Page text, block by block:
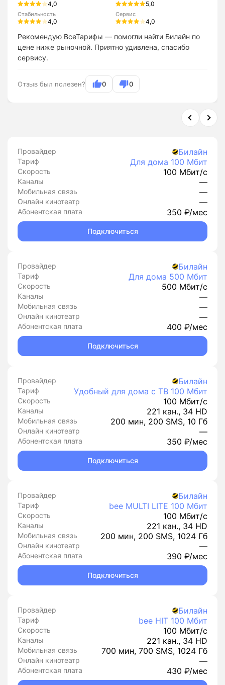
4,0 5,0
Стабильность
4,0
Сервис
4,0
Рекомендую ВсеТарифы — помогли найти Билайн по
цене ниже рыночной. Приятно удивлена, спасибо
сервису.
Отзыв был полезен? 0 0
Провайдер Билайн
Тариф Для дома 100 Мбит
Скорость 100 Мбит/с
Каналы —
Мобильная связь —
Онлайн кинотеатр —
Абонентская плата 350 ₽/мес
Подключиться
Провайдер Билайн
Тариф Для дома 500 Мбит
Скорость 500 Мбит/с
Каналы —
Мобильная связь —
Онлайн кинотеатр —
Абонентская плата 400 ₽/мес
Подключиться
Провайдер Билайн
Тариф Удобный для дома с ТВ 100 Мбит
Скорость 100 Мбит/с
Каналы 221 кан., 34 HD
Мобильная связь 200 мин, 200 SMS, 10 Гб
Онлайн кинотеатр —
Абонентская плата 350 ₽/мес
Подключиться
Провайдер Билайн
Тариф bee MULTI LITE 100 Мбит
Скорость 100 Мбит/с
Каналы 221 кан., 34 HD
Мобильная связь 200 мин, 200 SMS, 1024 Гб
Онлайн кинотеатр —
Абонентская плата 390 ₽/мес
Подключиться
Провайдер Билайн
Тариф bee HIT 100 Мбит
Скорость 100 Мбит/с
Каналы 221 кан., 34 HD
Мобильная связь 700 мин, 700 SMS, 1024 Гб
Онлайн кинотеатр —
Абонентская плата 430 ₽/мес